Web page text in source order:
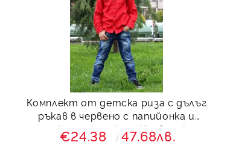
Комплект от детска риза с дълъг
ръкав в червено с папийонка и
дънки от колекция Червеника
€24.38 47.68лв.